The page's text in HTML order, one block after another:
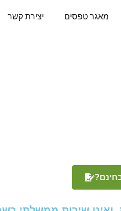
מאגר טפסים יצירת קשר